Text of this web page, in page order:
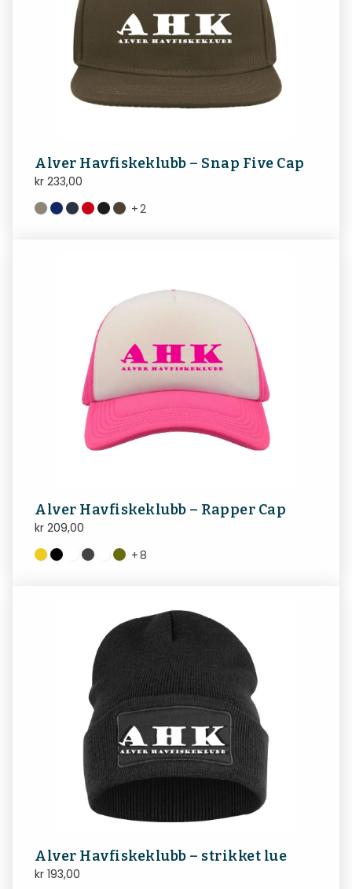
Alver Havfiskeklubb – Snap Five Cap
kr 233,00
+2
Alver Havfiskeklubb – Rapper Cap
kr 209,00
+8
Alver Havfiskeklubb – strikket lue
kr 193,00